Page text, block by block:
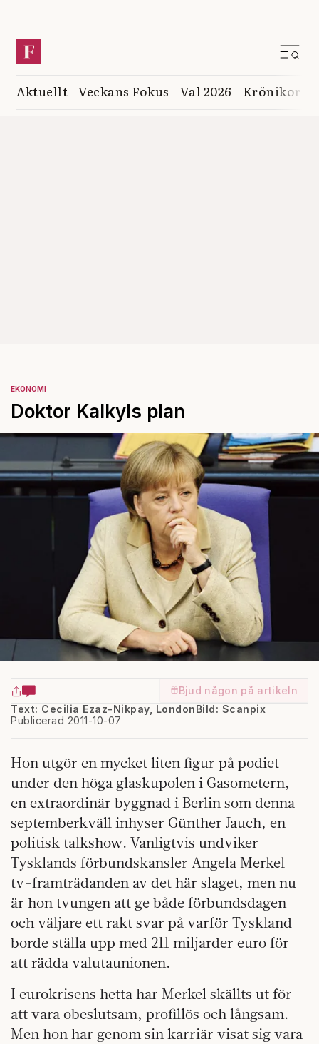
Aktuellt Veckans Fokus Val 2026 Krönikor
EKONOMI
Doktor Kalkyls plan
Bjud någon på artikeln
Text: Cecilia Ezaz-Nikpay, London
Publicerad 2011-10-07
Bild: Scanpix
Hon utgör en mycket liten figur på podiet
under den höga glaskupolen i Gasometern,
en extraordinär byggnad i Berlin som denna
septemberkväll inhyser Günther Jauch, en
politisk talkshow. Vanligtvis undviker
Tysklands förbundskansler Angela Merkel
tv-framträdanden av det här slaget, men nu
är hon tvungen att ge både förbundsdagen
och väljare ett rakt svar på varför Tyskland
borde ställa upp med 211 miljarder euro för
att rädda valuta­unionen.
I eurokrisens hetta har Merkel skällts ut för
att vara obeslutsam, profillös och långsam.
Men hon har genom sin karriär visat sig vara